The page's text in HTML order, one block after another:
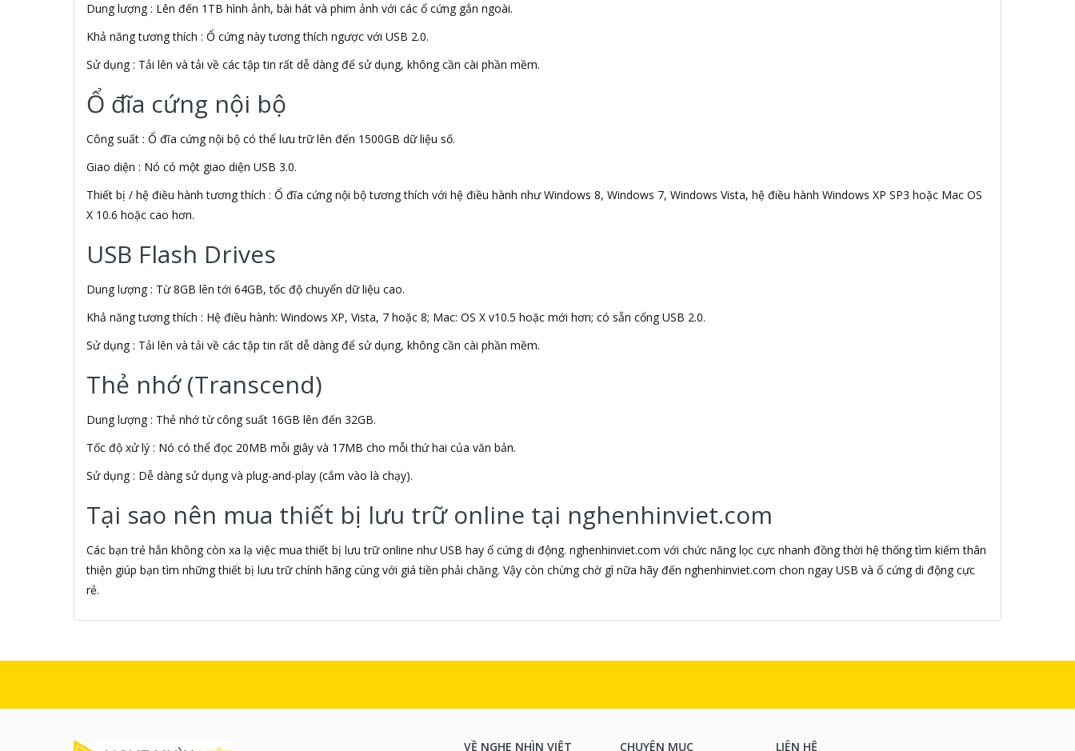
ADATA USA
ADDLOGIX
Agol
Aibo
Aibot
AIPTEK
Air Mouse
Airmouse
AK
AKAI
AKG
Akino
Akus
Alfa Romeo
Ali Chien Chien
Allen Heath
ALLOYSEED
Alphun
Alps
Âm nhạc
AMAZON
AmazonBasics
AMD
Dung lượng : Lên đến 1TB hình ảnh, bài hát và phim ảnh với các ổ cứng gắn ngoài.
Khả năng tương thích : Ổ cứng này tương thích ngược với USB 2.0.
Sử dụng : Tải lên và tải về các tập tin rất dễ dàng để sử dụng, không cần cài phần mềm.
Ổ đĩa cứng nội bộ
Công suất : Ổ đĩa cứng nội bộ có thể lưu trữ lên đến 1500GB dữ liệu số.
Giao diện : Nó có một giao diện USB 3.0.
Thiết bị / hệ điều hành tương thích : Ổ đĩa cứng nội bộ tương thích với hệ điều hành như Windows 8, Windows 7, Windows Vista, hệ điều hành Windows XP SP3 hoặc Mac OS
X 10.6 hoặc cao hơn.
USB Flash Drives
Dung lượng : Từ 8GB lên tới 64GB, tốc độ chuyển dữ liệu cao.
Khả năng tương thích : Hệ điều hành: Windows XP, Vista, 7 hoặc 8; Mac: OS X v10.5 hoặc mới hơn; có sẵn cổng USB 2.0.
Sử dụng : Tải lên và tải về các tập tin rất dễ dàng để sử dụng, không cần cài phần mềm.
Thẻ nhớ (Transcend)
Dung lượng : Thẻ nhớ từ công suất 16GB lên đến 32GB.
Tốc độ xử lý : Nó có thể đọc 20MB mỗi giây và 17MB cho mỗi thứ hai của văn bản.
Sử dụng : Dễ dàng sử dụng và plug-and-play (cắm vào là chạy).
Tại sao nên mua thiết bị lưu trữ online tại nghenhinviet.com
Các bạn trẻ hẳn không còn xa lạ việc mua thiết bị lưu trữ online như USB hay ổ cứng di động. nghenhinviet.com với chức năng lọc cực nhanh đồng thời hệ thống tìm kiếm thân
thiện giúp bạn tìm những thiết bị lưu trữ chính hãng cùng với giá tiền phải chăng. Vậy còn chừng chờ gì nữa hãy đến nghenhinviet.com chon ngay USB và ổ cứng di động cực
rẻ.
VỀ NGHE NHÌN VIỆT CHUYÊN MỤC LIÊN HỆ